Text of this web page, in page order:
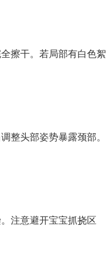
擦干。若局部有白色絮
整头部姿势暴露颈部。
注意避开宝宝抓挠区